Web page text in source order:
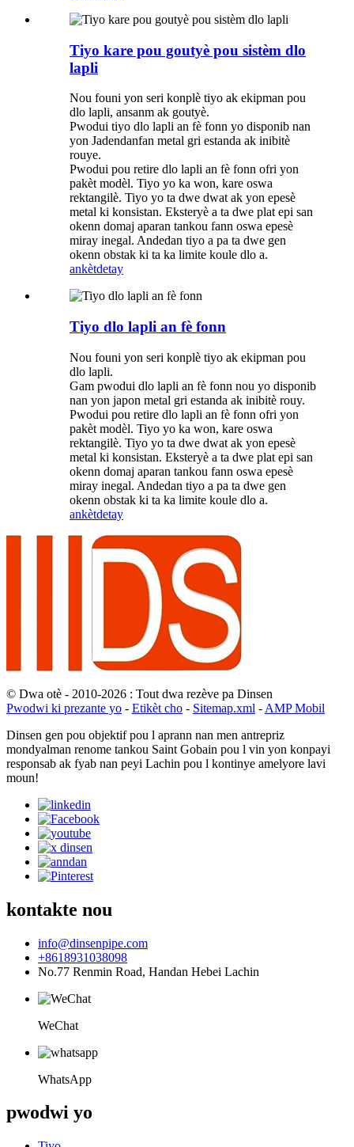
Tiyo kare pou goutyè pou sistèm dlo
lapli
Nou founi yon seri konplè tiyo ak ekipman pou
dlo lapli, ansanm ak goutyè.
Pwodui tiyo dlo lapli an fè fonn yo disponib nan
yon Jadendanfan metal gri estanda ak inibitè
rouye.
Pwodui pou retire dlo lapli an fè fonn ofri yon
pakèt modèl. Tiyo yo ka won, kare oswa
rektangilè. Tiyo yo ta dwe dwat ak yon epesè
metal ki konsistan. Eksteryè a ta dwe plat epi san
okenn domaj aparan tankou fann oswa epesè
miray inegal. Andedan tiyo a pa ta dwe gen
okenn obstak ki ta ka limite koule dlo a.
ankètdetay
Tiyo dlo lapli an fè fonn
Nou founi yon seri konplè tiyo ak ekipman pou
dlo lapli.
Gam pwodui dlo lapli an fè fonn nou yo disponib
nan yon japon metal gri estanda ak inibitè rouy.
Pwodui pou retire dlo lapli an fè fonn ofri yon
pakèt modèl. Tiyo yo ka won, kare oswa
rektangilè. Tiyo yo ta dwe dwat ak yon epesè
metal ki konsistan. Eksteryè a ta dwe plat epi san
okenn domaj aparan tankou fann oswa epesè
miray inegal. Andedan tiyo a pa ta dwe gen
okenn obstak ki ta ka limite koule dlo a.
ankètdetay
© Dwa otè - 2010-2026 : Tout dwa rezève pa Dinsen
Pwodwi ki prezante yo - Etikèt cho - Sitemap.xml - AMP Mobil
Dinsen gen pou objektif pou l aprann nan men antrepriz
mondyalman renome tankou Saint Gobain pou l vin yon konpayi
responsab ak fyab nan peyi Lachin pou l kontinye amelyore lavi
moun!
kontakte nou
info@dinsenpipe.com
+8618931038098
No.77 Renmin Road, Handan Hebei Lachin
WeChat
WhatsApp
pwodwi yo